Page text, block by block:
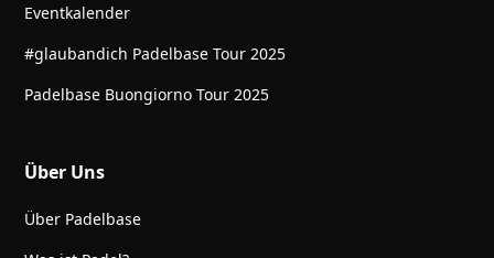
Eventkalender
#glaubandich Padelbase Tour 2025
Padelbase Buongiorno Tour 2025
Über Uns
Über Padelbase